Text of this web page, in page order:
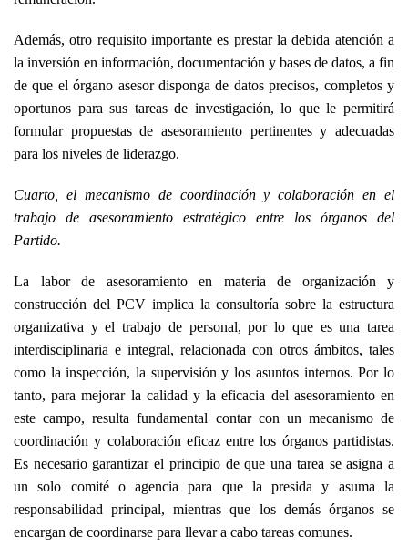
Además, otro requisito importante es prestar la debida atención a
la inversión en información, documentación y bases de datos, a fin
de que el órgano asesor disponga de datos precisos, completos y
oportunos para sus tareas de investigación, lo que le permitirá
formular propuestas de asesoramiento pertinentes y adecuadas
para los niveles de liderazgo.
Cuarto, el mecanismo de coordinación y colaboración en el
trabajo de asesoramiento estratégico entre los órganos del
Partido.
La labor de asesoramiento en materia de organización y
construcción del PCV implica la consultoría sobre la estructura
organizativa y el trabajo de personal, por lo que es una tarea
interdisciplinaria e integral, relacionada con otros ámbitos, tales
como la inspección, la supervisión y los asuntos internos. Por lo
tanto, para mejorar la calidad y la eficacia del asesoramiento en
este campo, resulta fundamental contar con un mecanismo de
coordinación y colaboración eficaz entre los órganos partidistas.
Es necesario garantizar el principio de que una tarea se asigna a
un solo comité o agencia para que la presida y asuma la
responsabilidad principal, mientras que los demás órganos se
encargan de coordinarse para llevar a cabo tareas comunes.